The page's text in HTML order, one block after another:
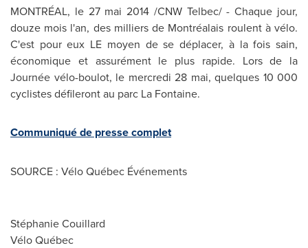
MONTRÉAL, le 27 mai 2014 /CNW Telbec/ - Chaque jour,
douze mois l'an, des milliers de Montréalais roulent à vélo.
C'est pour eux LE moyen de se déplacer, à la fois sain,
économique et assurément le plus rapide. Lors de la
Journée vélo-boulot, le mercredi 28 mai, quelques 10 000
cyclistes défileront au parc La Fontaine.
Communiqué de presse complet
SOURCE : Vélo Québec Événements
Stéphanie Couillard
Vélo Québec